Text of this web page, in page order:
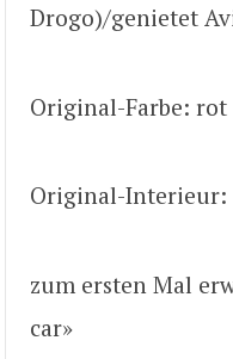
Drogo)/genietet
Original-Farbe: rot
Original-Interieur:
zum ersten Mal
car»